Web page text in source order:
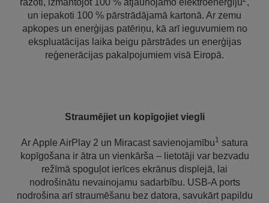
ražoti, izmantojot 100 % atjaunojamo elektroenerģiju ,
un iepakoti 100 % pārstrādājamā kartonā. Ar zemu
apkopes un enerģijas patēriņu, kā arī ieguvumiem no
ekspluatācijas laika beigu pārstrādes un enerģijas
reģenerācijas pakalpojumiem visā Eiropā.
Straumējiet un kopīgojiet viegli
Ar Apple AirPlay 2 un Miracast savienojamību1 satura
kopīgošana ir ātra un vienkārša – lietotāji var bezvadu
režīmā spoguļot ierīces ekrānus displejā, lai
nodrošinātu nevainojamu sadarbību. USB-A ports
nodrošina arī straumēšanu bez datora, savukārt papildu